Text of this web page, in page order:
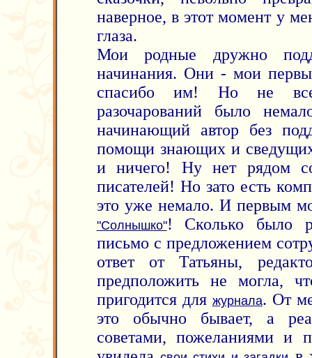
наверное, в этот момент у
глаза.
Мои родные дружно
начинания. Они - мои
спасибо им! Но не
разочарований было
начинающий автор без
помощи знающих и
и ничего! Ну нет рядом
писателей! Но зато есть
это уже немало. И первым
"Солнышко"! Сколько было
письмо с предложением
ответ от Татьяны,
предположить не могла,
пригодится для журнала. От
это обычно бывает, а
советами, пожеланиями и